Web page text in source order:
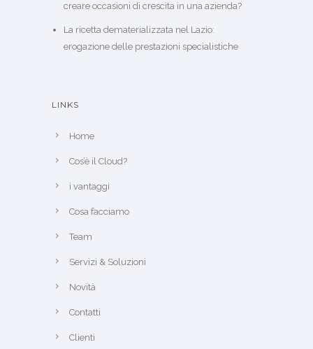
creare occasioni di crescita in una azienda?
La ricetta dematerializzata nel Lazio:
erogazione delle prestazioni specialistiche
LINKS
Home
Cos’è il Cloud?
i vantaggi
Cosa facciamo
Team
Servizi & Soluzioni
Novità
Contatti
Clienti